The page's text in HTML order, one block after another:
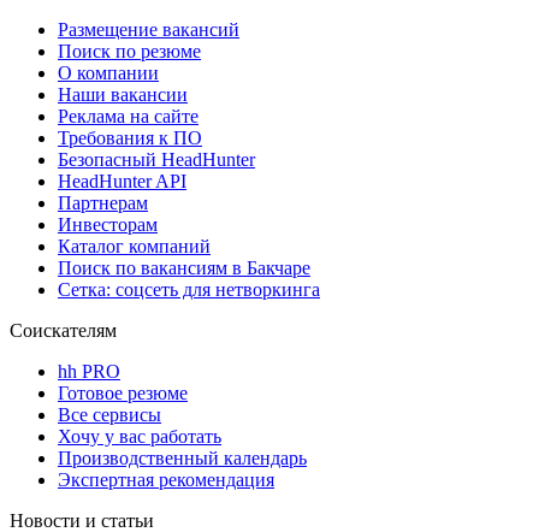
Размещение вакансий
Поиск по резюме
О компании
Наши вакансии
Реклама на сайте
Требования к ПО
Безопасный HeadHunter
HeadHunter API
Партнерам
Инвесторам
Каталог компаний
Поиск по вакансиям в Бакчаре
Сетка: соцсеть для нетворкинга
Соискателям
hh PRO
Готовое резюме
Все сервисы
Хочу у вас работать
Производственный календарь
Экспертная рекомендация
Новости и статьи